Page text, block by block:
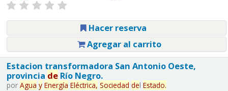
Hacer reserva
Agregar al carrito
Estacion transformadora San Antonio Oeste,
provincia deRío Negro.
por Agua y Energía Eléctrica, Sociedad del Estado.